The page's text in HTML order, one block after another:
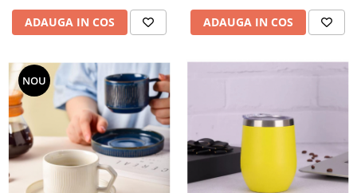
ADAUGA IN COS ADAUGA IN COS
NOU